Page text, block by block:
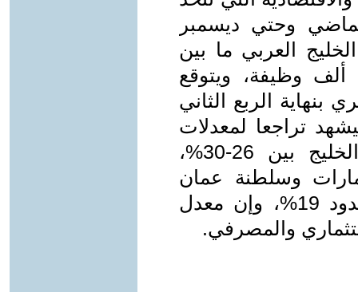
وحتي ديسمبر
العربي ما بين
عمالة متدنية وإدارة رفيعة نحو 30 ألف وظيفة، ويتوقع
وظيفة أخري بنهاية الربع الثاني
وقال إن العام 2009 سيشهد تراجعا لمعدلات
توظيف العمالة الوافدة في دول الخليج بين 26-30%،
وسلطنة عمان
والبحرين بين المواطنين سيكون بحدود 19%، وإن معدل
والمصرفي.